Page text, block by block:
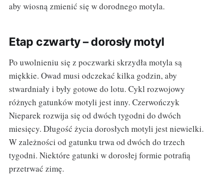
aby wiosną zmienić się w dorodnego motyla.
Etap czwarty – dorosły motyl
Po uwolnieniu się z poczwarki skrzydła motyla są
miękkie. Owad musi odczekać kilka godzin, aby
stwardniały i były gotowe do lotu. Cykl rozwojowy
różnych gatunków motyli jest inny. Czerwończyk
Nieparek rozwija się od dwóch tygodni do dwóch
miesięcy. Długość życia dorosłych motyli jest niewielki.
W zależności od gatunku trwa od dwóch do trzech
tygodni. Niektóre gatunki w dorosłej formie potrafią
przetrwać zimę.